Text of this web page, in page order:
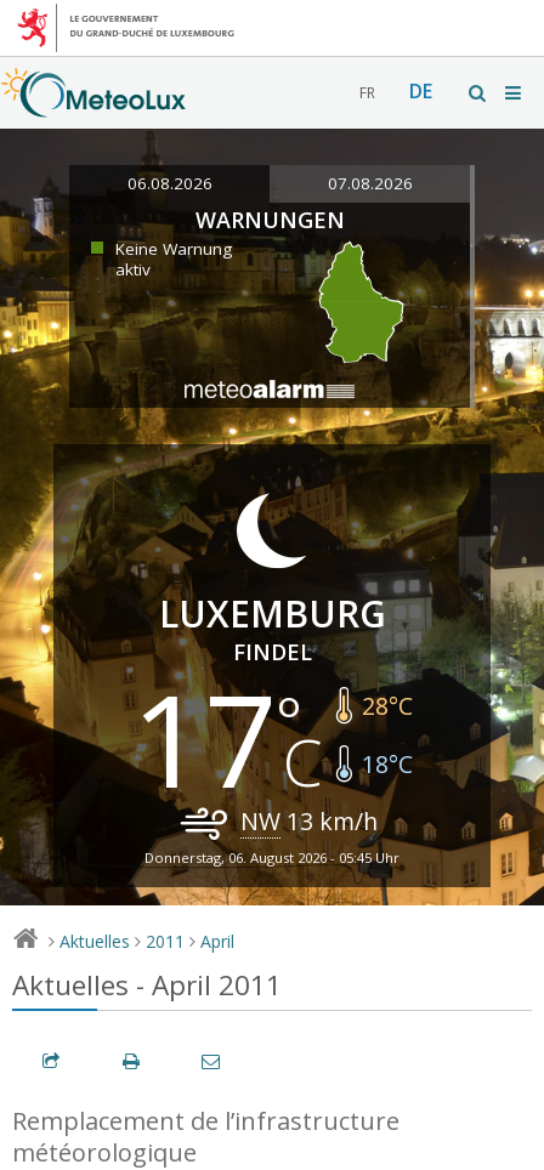
FR DE
06.08.2026 07.08.2026
WARNUNGEN
Keine Warnung
aktiv
LUXEMBURG
FINDEL
17 28°C
18°C
NW13 km/h
Donnerstag, 06. August 2026 - 05:45 Uhr
> Aktuelles > 2011 > April
Aktuelles - April 2011
Remplacement de l’infrastructure
météorologique